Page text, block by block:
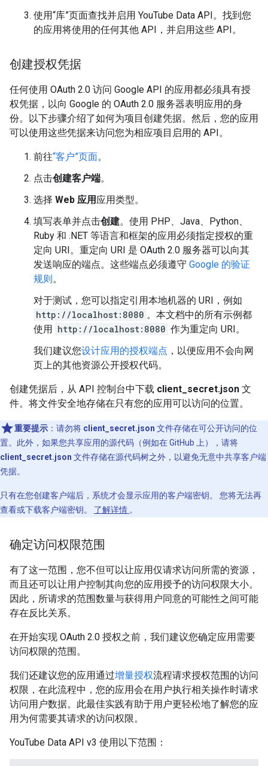
使用“库”页面查找并启用 YouTube Data API。找到您
的应用将使用的任何其他 API，并启用这些 API。
创建授权凭据
任何使用 OAuth 2.0 访问 Google API 的应用都必须具有授
权凭据，以向 Google 的 OAuth 2.0 服务器表明应用的身
份。以下步骤介绍了如何为项目创建凭据。然后，您的应用
可以使用这些凭据来访问您为相应项目启用的 API。
前往“客户”页面。
点击创建客户端。
选择 Web 应用 应用类型。
填写表单并点击创建。使用 PHP、Java、Python、
Ruby 和 .NET 等语言和框架的应用必须指定授权的重
定向 URI。重定向 URI 是 OAuth 2.0 服务器可以向其
发送响应的端点。这些端点必须遵守 Google 的验证
规则。
对于测试，您可以指定引用本地机器的 URI，例如
http://localhost:8080 。本文档中的所有示例都
使用 http://localhost:8080 作为重定向 URI。
我们建议您设计应用的授权端点 ，以便应用不会向网
页上的其他资源公开授权代码。
创建凭据后，从 API 控制台中下载 client_secret.json 文
件。将文件安全地存储在只有您的应用可以访问的位置。
重要提示 ：请勿将 client_secret.json 文件存储在可公开访问的位
置。此外，如果您共享应用的源代码（例如在 GitHub 上），请将
client_secret.json 文件存储在源代码树之外，以避免无意中共享客户端
凭据。
只有在您创建客户端后，系统才会显示应用的客户端密钥。 您将无法再
查看或下载客户端密钥。 了解详情 。
确定访问权限范围
有了这一范围，您不但可以让应用仅请求访问所需的资源，
而且还可以让用户控制其向您的应用授予的访问权限大小。
因此，所请求的范围数量与获得用户同意的可能性之间可能
存在反比关系。
在开始实现 OAuth 2.0 授权之前，我们建议您确定应用需要
访问权限的范围。
我们还建议您的应用通过增量授权流程请求授权范围的访问
权限，在此流程中，您的应用会在用户执行相关操作时请求
访问用户数据。此最佳实践有助于用户更轻松地了解您的应
用为何需要其请求的访问权限。
YouTube Data API v3 使用以下范围：